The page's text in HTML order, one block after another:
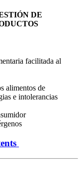
DE
facilitada al
alimentos de
e intolerancias